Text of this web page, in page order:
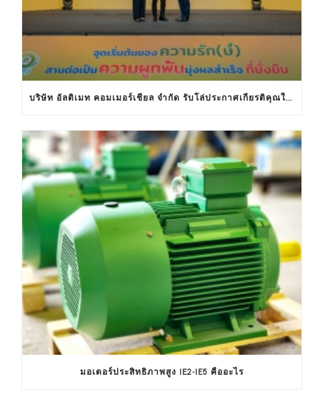
บริษัท อัลติเมท คอมเมอร์เชียล จำกัด รับโล่ประกาศเกียรติคุณในงานครบรอบ 30 ปีฉลากประหยัดไฟฟ้าเบอร์ 5
มอเตอร์ประสิทธิภาพสูง IE2-IE5 คืออะไร